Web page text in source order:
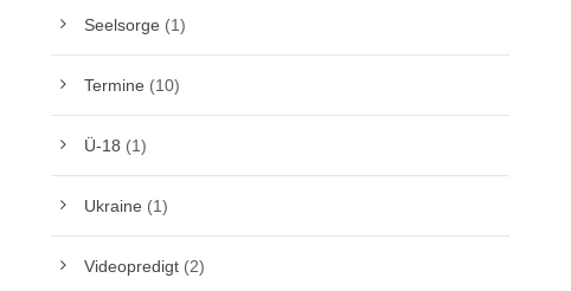
Seelsorge (1)
Termine (10)
Ü-18 (1)
Ukraine (1)
Videopredigt (2)